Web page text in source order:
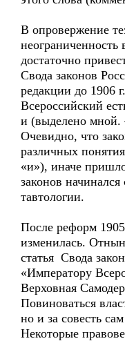
В опровержение
достаточно
Свода законов
редакции до 1906
Всероссийский
и (выделено
Очевидно, что
различных
«и»), иначе
законов
тавтологии.
После реформ
изменилась.
статья Свода
«Императору
Верховная
Повиноваться
но и за совесть
Некоторые